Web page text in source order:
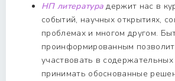
НП литература держит нас в
событий, научных открытиях,
проблемах и многом другом.
проинформированным
участвовать в содержательных
принимать обоснованные